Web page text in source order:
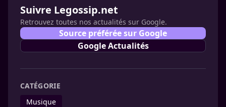
Suivre Legossip.net
Retrouvez toutes nos actualités sur Google.
Source préférée sur Google
Google Actualités
CATÉGORIE
Musique